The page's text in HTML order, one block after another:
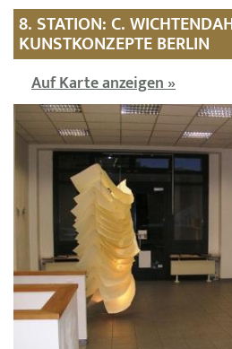
8. STATION: C.
KUNSTKONZEPTE BERLIN
Auf Karte anzeigen »